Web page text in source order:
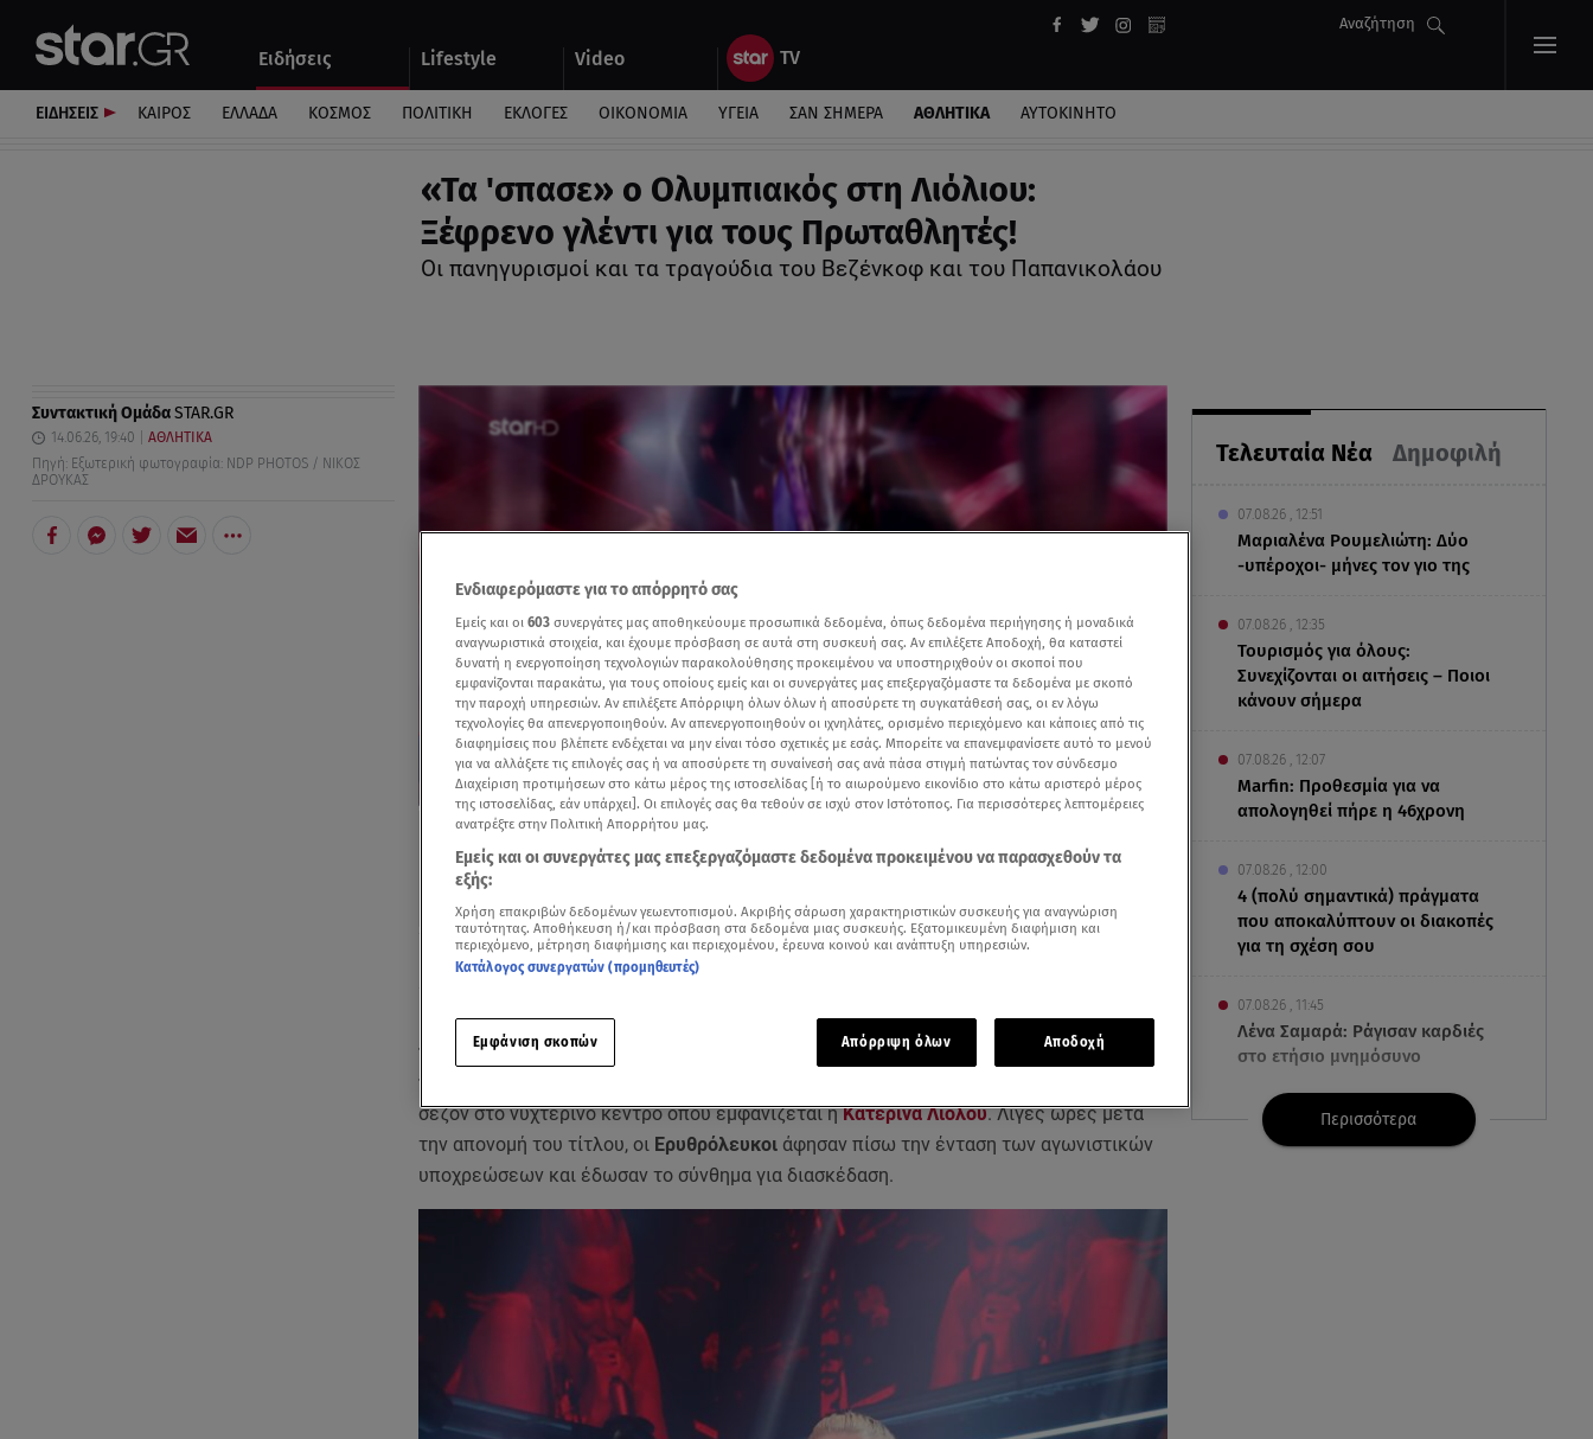
Ειδήσεις Lifestyle Video
Αναζήτηση
Αυτοκίνητο
ΕΙΔΗΣΕΙΣ ΚΑΙΡΟΣ ΕΛΛΑΔΑ ΚΟΣΜΟΣ ΠΟΛΙΤΙΚΗ ΕΚΛΟΓΕΣ ΟΙΚΟΝΟΜΙΑ ΥΓΕΙΑ ΣΑΝ ΣΗΜΕΡΑ ΑΘΛΗΤΙΚΑ ΑΥΤΟΚΙΝΗΤΟ
«Τα 'σπασε» ο Ολυμπιακός στη Λιόλιου:
Ξέφρενο γλέντι για τους Πρωταθλητές!
Οι πανηγυρισμοί και τα τραγούδια του Βεζένκοφ και του Παπανικολάου
Τελευταία Νέα Δημοφιλή
07.08.26 , 12:51
Μαριαλένα Ρουμελιώτη: Δύο
-υπέροχοι- μήνες τον γιο της
07.08.26 , 12:35
Τουρισμός για όλους:
Συνεχίζονται οι αιτήσεις – Ποιοι
κάνουν σήμερα
07.08.26 , 12:07
Marfin: Προθεσμία για να
απολογηθεί πήρε η 46χρονη
07.08.26 , 12:00
4 (πολύ σημαντικά) πράγματα
που αποκαλύπτουν οι διακοπές
για τη σχέση σου
07.08.26 , 11:45
Λένα Σαμαρά: Ράγισαν καρδιές
στο ετήσιο μνημόσυνο
07.08.26 , 11:18
Leapmotor T03: Τώρα με 16.190
Περισσότερα
Συντακτική ΟμάδαSTAR.GR
14.06.26, 19:40
ΑΘΛΗΤΙΚΑ
Πηγή: Εξωτερική φωτογραφία: NDP PHOTOS / ΝΙΚΟΣ
ΔΡΟΥΚΑΣ
Δείτε περισσότερα άρθρα μας στα αποτελέσματα αναζήτησης
Ακούστε το άρθρο1:48λεπτά
κατάκτηση τουπρωταθλήματος αποτέλεσε την αφορμή για ένα
ξέφρενο γλέντι για
τον
Ολυμπιακόπου κράτησε μέχρι τις πρώτες πρωινές ώρες, με
παίκτες,
προπονητικό επιτελείο και διοίκηση
σεζόν στο νυχτερινό κέντρο όπου εμφανίζεται ηΚατερίνα Λιόλου. Λίγες ώρες μετά
την απονομή του τίτλου, οι Ερυθρόλευκοι άφησαν πίσω την ένταση των αγωνιστικών
υποχρεώσεων και έδωσαν το σύνθημα για διασκέδαση.
Ενδιαφερόμαστε για το απόρρητό σας
Εμείς και οι 603 συνεργάτες μας αποθηκεύουμε προσωπικά δεδομένα, όπως δεδομένα περιήγησης ή μοναδικά
αναγνωριστικά στοιχεία, και έχουμε πρόσβαση σε αυτά στη συσκευή σας. Αν επιλέξετε Αποδοχή, θα καταστεί
δυνατή η ενεργοποίηση τεχνολογιών παρακολούθησης προκειμένου να υποστηριχθούν οι σκοποί που
εμφανίζονται παρακάτω, για τους οποίους εμείς και οι συνεργάτες μας επεξεργαζόμαστε τα δεδομένα με σκοπό
την παροχή υπηρεσιών. Αν επιλέξετε Απόρριψη όλων όλων ή αποσύρετε τη συγκατάθεσή σας, οι εν λόγω
τεχνολογίες θα απενεργοποιηθούν. Αν απενεργοποιηθούν οι ιχνηλάτες, ορισμένο περιεχόμενο και κάποιες από τις
διαφημίσεις που βλέπετε ενδέχεται να μην είναι τόσο σχετικές με εσάς. Μπορείτε να επανεμφανίσετε αυτό το μενού
για να αλλάξετε τις επιλογές σας ή να αποσύρετε τη συναίνεσή σας ανά πάσα στιγμή πατώντας τον σύνδεσμο
Διαχείριση προτιμήσεων στο κάτω μέρος της ιστοσελίδας [ή το αιωρούμενο εικονίδιο στο κάτω αριστερό μέρος
της ιστοσελίδας, εάν υπάρχει]. Οι επιλογές σας θα τεθούν σε ισχύ στον Ιστότοπος. Για περισσότερες λεπτομέρειες
ανατρέξτε στην Πολιτική Απορρήτου μας.
Εμείς και οι συνεργάτες μας επεξεργαζόμαστε δεδομένα προκειμένου να παρασχεθούν τα
εξής:
Χρήση επακριβών δεδομένων γεωεντοπισμού. Ακριβής σάρωση χαρακτηριστικών συσκευής για αναγνώριση
ταυτότητας. Αποθήκευση ή/και πρόσβαση στα δεδομένα μιας συσκευής. Εξατομικευμένη διαφήμιση και
περιεχόμενο, μέτρηση διαφήμισης και περιεχομένου, έρευνα κοινού και ανάπτυξη υπηρεσιών.
Κατάλογος συνεργατών (προμηθευτές)
Εμφάνιση σκοπών Απόρριψη όλων Αποδοχή